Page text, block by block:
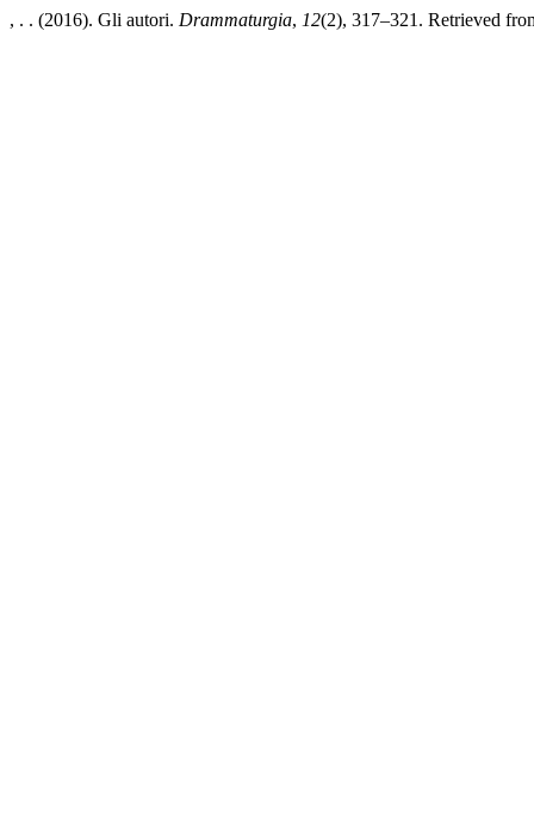
, . . (2016). Gli autori. Drammaturgia, 12(2), 317–321. Retrieved